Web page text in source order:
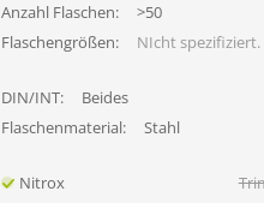
Anzahl Flaschen:
>50
Flaschengrößen:
NIcht spezifiziert.
DIN/INT:
Beides
Flaschenmaterial:
Stahl
Nitrox